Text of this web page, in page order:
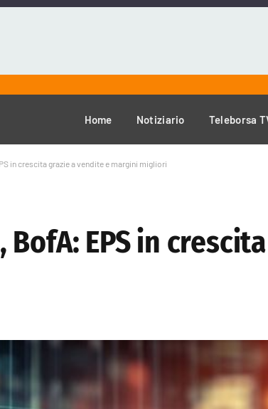
Home Notiziario Teleborsa
in crescita grazie a vendite e margini migliori
EPS in